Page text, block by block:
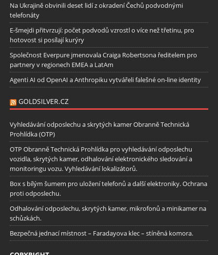
Na Ukrajině obvinili deset lidí z okradení Čechů podvodnými
telefonáty
E-šmejdi přitvrzují: počet podvodů vzrostl o více než třetinu, pro
hotovost si posílají kurýry
Společnost Everpure jmenovala Craiga Robertsona ředitelem pro
partnery v regionech EMEA a LatAm
Agenti AI od OpenAI a Anthropiku vytvářeli falešné on-line identity
GOLDSILVER.CZ
Vyhledávání odposlechu a skrytých kamer Obranně Technická
Prohlídka (OTP)
OTP Obranně Technická Prohlídka pro vyhledávání odposlechu
vozidla, skrytých kamer, odhalování elektronického sledování a
monitoringu vozu. Vyhledávání lokalizátorů.
Box s bílým šumem pro uložení telefonů a další elektroniky. Ochrana
proti odposlechu.
Odhalování odposlechu, skrytých kamer, mikrofonů a minikamer na
schůzkách.
Bezpečná jednací místnost – Faradayova klec – stíněná komora.